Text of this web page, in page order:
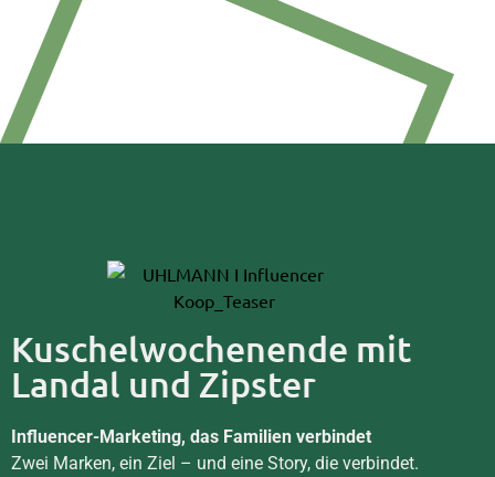
Kuschelwochenende mit
Landal und Zipster
Influencer-Marketing, das Familien verbindet
Zwei Marken, ein Ziel – und eine Story, die verbindet.